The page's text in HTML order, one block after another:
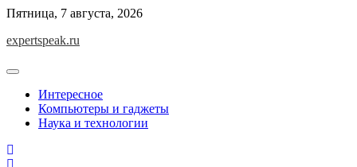
Skip
content
Пятница, 7 августа, 2026
expertspeak.ru
Интересное
Компьютеры и гаджеты
Наука и технологии